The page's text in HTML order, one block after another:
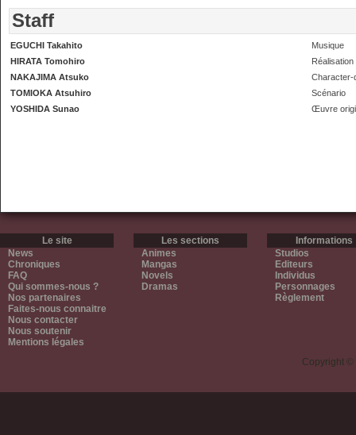
Staff
EGUCHI Takahito
Musique
HIRATA Tomohiro
Réalisation
NAKAJIMA Atsuko
Character-
TOMIOKA Atsuhiro
Scénario
YOSHIDA Sunao
Œuvre
Le site
News
Chroniques
FAQ
Qui sommes-nous ?
Nos partenaires
Faites-nous connaitre
Nous contacter
Nous soutenir
Mentions légales
Les sections
Animes
Mangas
Novels
Dramas
Informations
Studios
Editeurs
Individus
Personnages
Règlement
Copyright ©